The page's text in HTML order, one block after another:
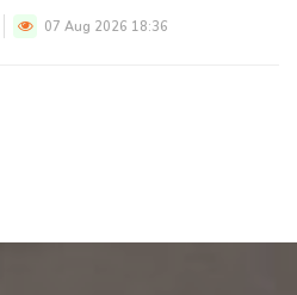
07 Aug 2026 18:36